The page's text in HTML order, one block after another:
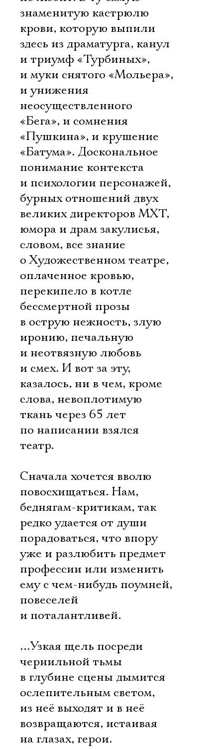
знаменитую кастрюлю
крови, которую выпили
здесь из драматурга, канул
и триумф «Турбиных»,
и муки снятого «Мольера»,
и унижения
неосуществленного
«Бега», и сомнения
«Пушкина», и крушение
«Батума». Доскональное
понимание контекста
и психологии персонажей,
бурных отношений двух
великих директоров МХТ,
юмора и драм закулисья,
словом, все знание
о Художественном театре,
оплаченное кровью,
перекипело в котле
бессмертной прозы
в острую нежность, злую
иронию, печальную
и неотвязную любовь
и смех. И вот за эту,
казалось, ни в чем, кроме
слова, невоплотимую
ткань через 65 лет
по написании взялся
театр.
Сначала хочется вволю
повосхищаться. Нам,
беднягам-критикам, так
редко удается от души
порадоваться, что впору
уже и разлюбить предмет
профессии или изменить
ему с чем-нибудь поумней,
повеселей
и поталантливей.
…Узкая щель посреди
чернильной тьмы
в глубине сцены дымится
ослепительным светом,
из неё выходят и в неё
возвращаются, истаивая
на глазах, герои.